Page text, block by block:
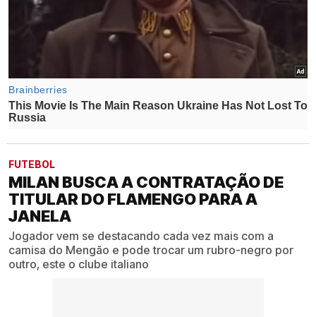
FUTEBOL
MILAN BUSCA A CONTRATAÇÃO DE
TITULAR DO FLAMENGO PARA A
JANELA
Jogador vem se destacando cada vez mais com a
camisa do Mengão e pode trocar um rubro-negro por
outro, este o clube italiano